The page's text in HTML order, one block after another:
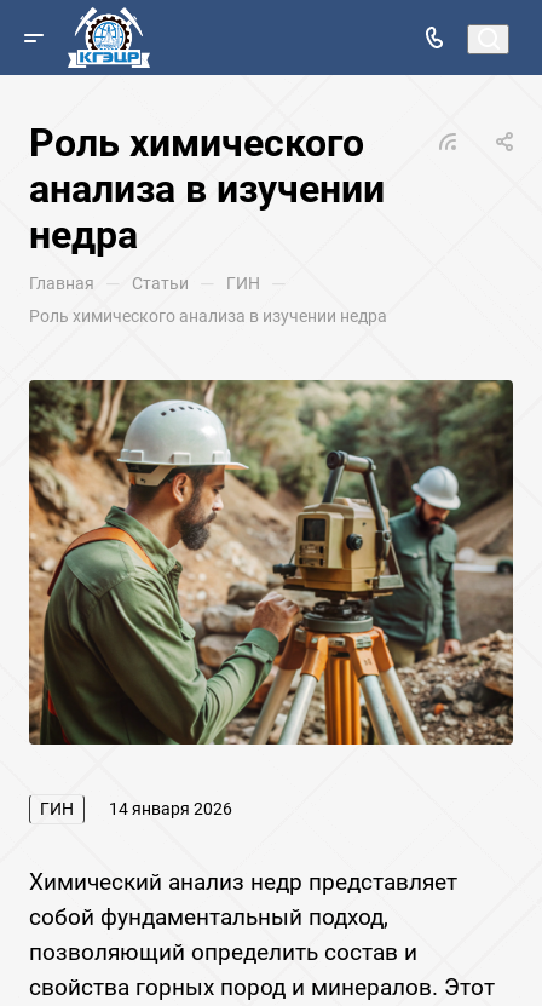
Роль химического
анализа в изучении
недра
Главная — Статьи — ГИН —
Роль химического анализа в изучении недра
ГИН 14 января 2026
Химический анализ недр представляет
собой фундаментальный подход,
позволяющий определить состав и
свойства горных пород и минералов. Этот